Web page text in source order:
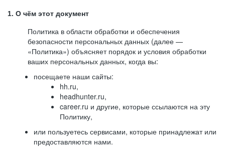
1. О чём этот документ
Политика в области обработки и обеспечения
безопасности персональных данных (далее —
«Политика») объясняет порядок и условия обработки
ваших персональных данных, когда вы:
посещаете наши сайты:
hh.ru,
headhunter.ru,
career.ru и другие, которые ссылаются на эту
Политику,
или пользуетесь сервисами, которые принадлежат или
предоставляются нами.